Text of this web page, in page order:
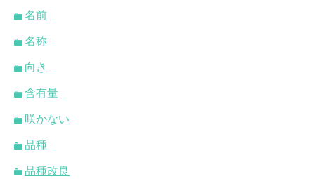
名前
名称
向き
含有量
咲かない
品種
品種改良